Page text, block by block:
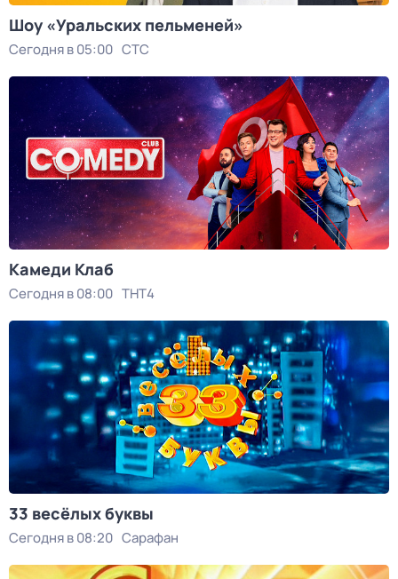
Шоy «Уральских пeльменей»
Сегодня в 05:00 СТС
Камеди Клаб
Сегодня в 08:00 ТНТ4
33 весёлых буквы
Сегодня в 08:20 Сарафан